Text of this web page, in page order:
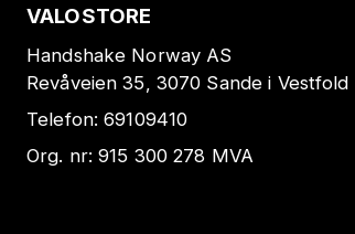
VALOSTORE
Handshake Norway AS
Revåveien 35, 3070 Sande i Vestfold
Telefon:69109410
Org. nr:915 300 278 MVA